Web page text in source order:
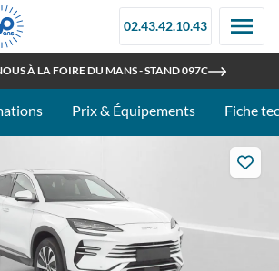
02.43.42.10.43
À LA FOIRE DU MANS - STAND 097C
OUVERT TOUT L'ÉTÉ
Prix & Équipements Fiche